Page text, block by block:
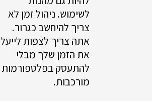
לשימוש. ניהול זמן לא
צריך להיחשב כגרור.
אתה צריך לצפות לייעל
את הזמן שלך מבלי
להתעסק בפלטפורמות
מורכבות.